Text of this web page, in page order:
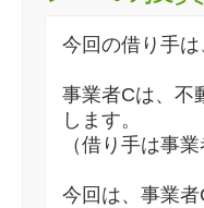
今回の借り手は
事業者Cは、不
します。
（借り手は事
今回は、事業者